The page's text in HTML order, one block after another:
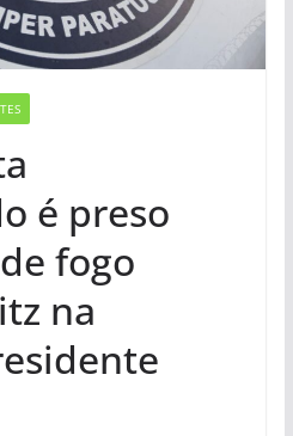
é preso
fogo
na